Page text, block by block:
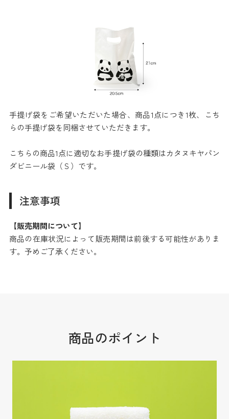
手提げ袋をご希望いただいた場合、商品1点につき1枚、こち
らの手提げ袋を同梱させていただきます。
こちらの商品1点に適切なお手提げ袋の種類はカタヌキヤパン
ダビニール袋（Ｓ）です。
注意事項
【販売期間について】
商品の在庫状況によって販売期間は前後する可能性がありま
す。予めご了承ください。
商品のポイント